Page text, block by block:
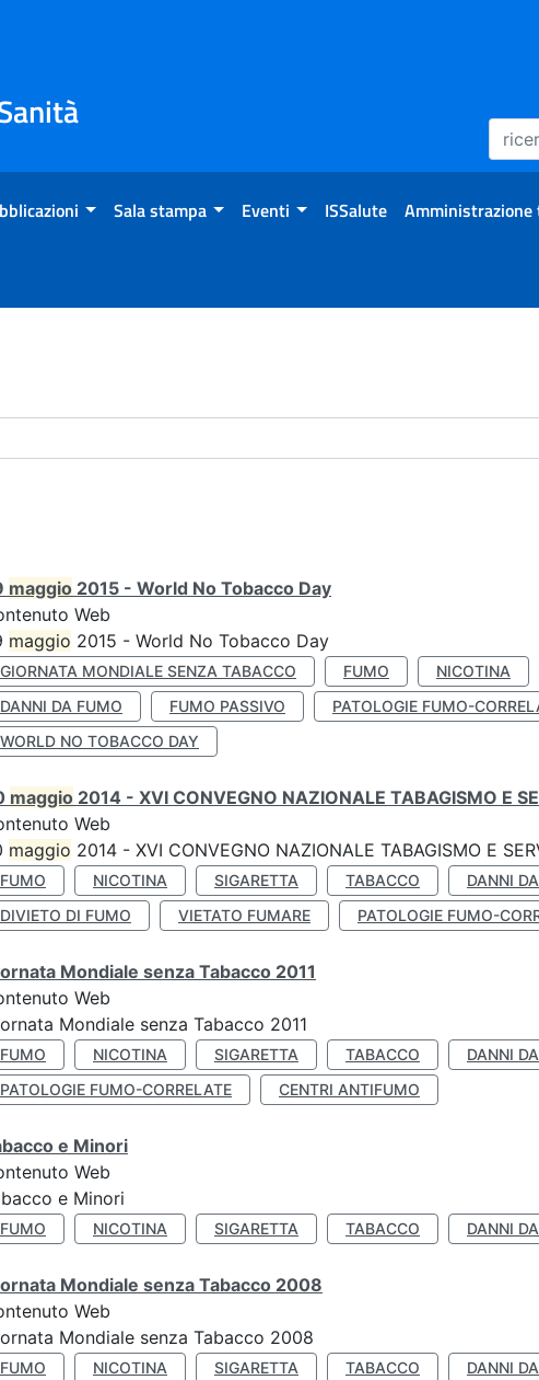
Sala stampa Eventi ISSalute
maggio 2015 - World No Tobacco Day
Web
maggio 2015 - World No Tobacco Day
GIORNATA MONDIALE SENZA TABACCO FUMO NICOTINA
DANNI DA FUMO
FUMO PASSIVO PATOLOGIE FUMO-
WORLD NO TOBACCO DAY
maggio 2014 - XVI CONVEGNO NAZIONALE TABAGISMO E
Web
maggio 2014 - XVI CONVEGNO NAZIONALE TABAGISMO E
FUMO NICOTINA SIGARETTA TABACCO DANNI
DIVIETO DI FUMO
VIETATO FUMARE PATOLOGIE FUMO-
Mondiale senza Tabacco 2011
Web
Mondiale senza Tabacco 2011
FUMO NICOTINA SIGARETTA TABACCO DANNI
PATOLOGIE FUMO-CORRELATE
CENTRI ANTIFUMO
e Minori
Web
e Minori
FUMO NICOTINA SIGARETTA TABACCO DANNI
Mondiale senza Tabacco 2008
Web
Mondiale senza Tabacco 2008
FUMO NICOTINA SIGARETTA TABACCO DANNI